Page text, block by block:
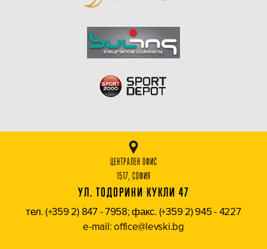
ЦЕНТРАЛЕН ОФИС
1517, СОФИЯ
УЛ. ТОДОРИНИ КУКЛИ 47
тел. (+359 2) 847 - 7958; факс. (+359 2) 945 - 4227
e-mail: office@levski.bg